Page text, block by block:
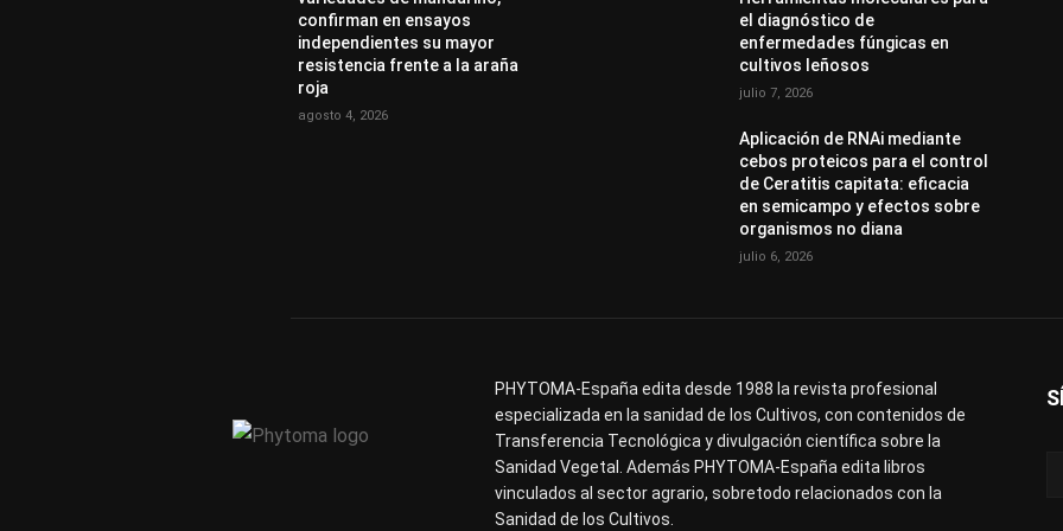
confirman en ensayos
independientes su mayor
resistencia frente a la araña
roja
agosto 4, 2026
el diagnóstico de
enfermedades fúngicas en
cultivos leñosos
julio 7, 2026
Aplicación de RNAi mediante
cebos proteicos para el control
de Ceratitis capitata: eficacia
en semicampo y efectos sobre
organismos no diana
julio 6, 2026
PHYTOMA-España edita desde 1988 la revista profesional
especializada en la sanidad de los Cultivos, con contenidos de
Transferencia Tecnológica y divulgación científica sobre la
Sanidad Vegetal. Además PHYTOMA-España edita libros
vinculados al sector agrario, sobretodo relacionados con la
Sanidad de los Cultivos.